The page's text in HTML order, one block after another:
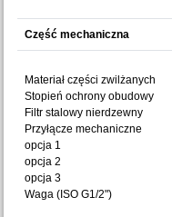
Część mechaniczna
Materiał części zwilżanych
Stopień ochrony obudowy
Filtr stalowy nierdzewny
Przyłącze mechaniczne
opcja 1
opcja 2
opcja 3
Waga (ISO G1/2")